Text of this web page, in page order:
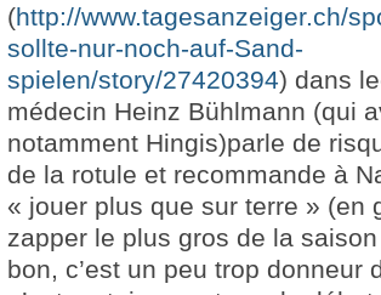
(http://www.tagesanzeiger.ch/
sollte-nur-noch-auf-Sand-
spielen/story/27420394) dans
médecin Heinz Bühlmann (qui
notamment Hingis)parle de
de la rotule et recommande à
« jouer plus que sur terre » (en
zapper le plus gros de la
bon, c’est un peu trop donneur